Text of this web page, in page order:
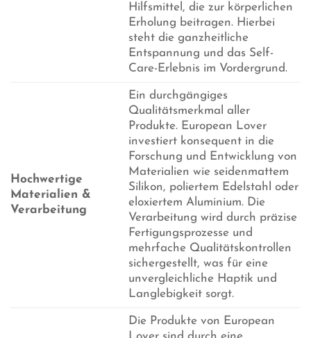
Hilfsmittel, die zur körperlichen
Erholung beitragen. Hierbei
steht die ganzheitliche
Entspannung und das Self-
Care-Erlebnis im Vordergrund.
Hochwertige
Materialien &
Verarbeitung
Ein durchgängiges
Qualitätsmerkmal aller
Produkte. European Lover
investiert konsequent in die
Forschung und Entwicklung von
Materialien wie seidenmattem
Silikon, poliertem Edelstahl oder
eloxiertem Aluminium. Die
Verarbeitung wird durch präzise
Fertigungsprozesse und
mehrfache Qualitätskontrollen
sichergestellt, was für eine
unvergleichliche Haptik und
Langlebigkeit sorgt.
Die Produkte von European